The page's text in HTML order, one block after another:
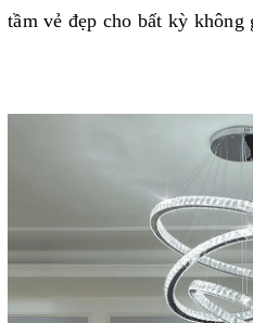
tầm vẻ đẹp cho bất kỳ không